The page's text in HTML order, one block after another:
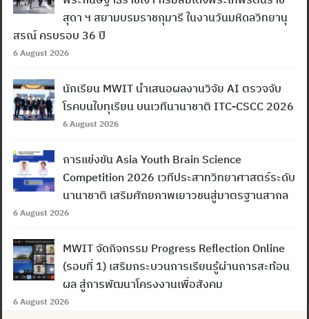
for:
สุดา ฯ สยามบรมราชกุมารี ในงานวันมหิดลวิทยานุ
สรณ์ ครบรอบ 36 ปี
6 August 2026
นักเรียน MWIT นำเสนอผลงานวิจัย AI ตรวจจับ
โรคบนใบทุเรียน บนเวทีนานาชาติ ITC-CSCC 2026
6 August 2026
การแข่งขัน Asia Youth Brain Science
Competition 2026 เวทีประสาทวิทยาศาสตร์ระดับ
นานาชาติ เสริมศักยภาพเยาวชนสู่มาตรฐานสากล
6 August 2026
MWIT จัดกิจกรรม Progress Reflection Online
(รอบที่ 1) เสริมกระบวนการเรียนรู้ผ่านการสะท้อน
ผล สู่การพัฒนาโครงงานเพื่อสังคม
6 August 2026